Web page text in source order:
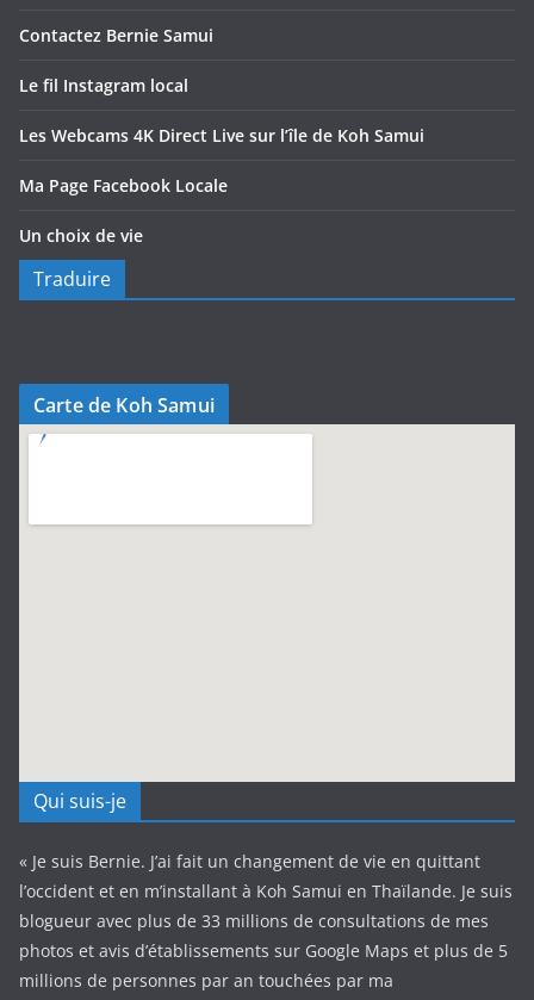
Contactez Bernie Samui
Le fil Instagram local
Les Webcams 4K Direct Live sur l’île de Koh Samui
Ma Page Facebook Locale
Un choix de vie
Traduire
Carte de Koh Samui
Qui suis-je
« Je suis Bernie. J’ai fait un changement de vie en quittant
l’occident et en m’installant à Koh Samui en Thaïlande. Je suis
blogueur avec plus de 33 millions de consultations de mes
photos et avis d’établissements sur Google Maps et plus de 5
millions de personnes par an touchées par ma